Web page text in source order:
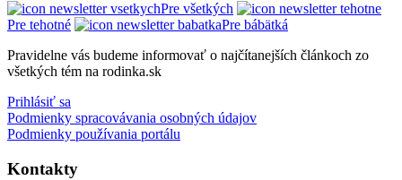
Pre všetkých
Pre tehotné
Pre bábätká
Pravidelne vás budeme informovať o najčítanejších článkoch zo
všetkých tém na rodinka.sk
Prihlásiť sa
Podmienky spracovávania osobných údajov
Podmienky používania portálu
Kontakty